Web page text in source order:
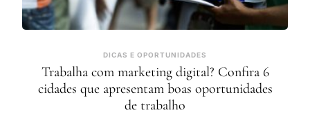
DICAS E OPORTUNIDADES
Trabalha com marketing digital? Confira 6
cidades que apresentam boas oportunidades
de trabalho